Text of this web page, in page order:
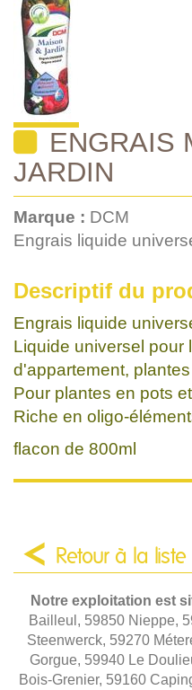
ENGRAIS
JARDIN
Marque : DCM
Engrais liquide
Descriptif du
Engrais liquide
Liquide universel pour
d'appartement,
Pour plantes en pots
Riche en oligo-
flacon de 800ml
Retour à la liste
Notre exploitation est
Bailleul, 59850 Nieppe,
Steenwerck, 59270
Gorgue, 59940 Le
Bois-Grenier, 59160